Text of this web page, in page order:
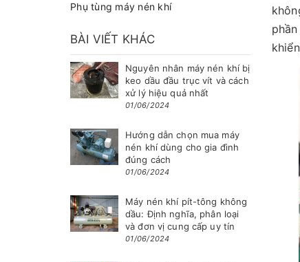
Phụ tùng máy nén khí
BÀI VIẾT KHÁC
Nguyên nhân máy nén khí bị
keo dầu đầu trục vít và cách
xử lý hiệu quả nhất
01/06/2024
Hướng dẫn chọn mua máy
nén khí dùng cho gia đình
đúng cách
01/06/2024
Máy nén khí pít-tông không
dầu: Định nghĩa, phân loại
và đơn vị cung cấp uy tín
01/06/2024